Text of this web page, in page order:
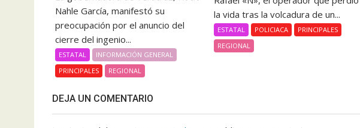
Nahle García, manifestó su
preocupación por el anuncio del
cierre del ingenio...
ESTATAL
INFORMACIÓN GENERAL
PRINCIPALES
REGIONAL
la vida tras la volcadura de un...
ESTATAL POLICIACA
PRINCIPALES
REGIONAL
DEJA UN COMENTARIO